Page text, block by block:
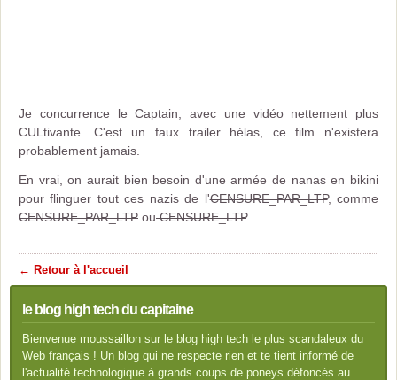
Je concurrence le Captain, avec une vidéo nettement plus
CULtivante. C'est un faux trailer hélas, ce film n'existera
probablement jamais.
En vrai, on aurait bien besoin d'une armée de nanas en bikini
pour flinguer tout ces nazis de l'CENSURE_PAR_LTP, comme
CENSURE_PAR_LTP ouCENSURE_LTP.
← Retour à l'accueil
le blog high tech du capitaine
Bienvenue moussaillon sur le blog high tech le plus scandaleux du
Web français ! Un blog qui ne respecte rien et te tient informé de
l'actualité technologique à grands coups de poneys défoncés au